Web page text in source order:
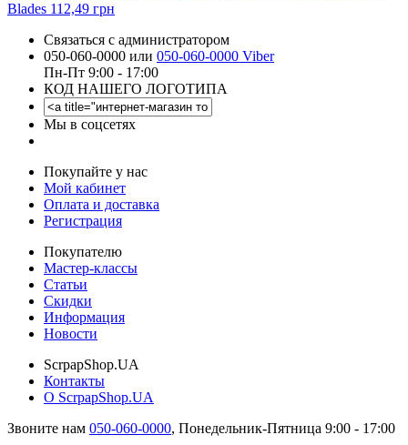
Blades 112,49 грн
Связаться с администратором
050-060-0000 или 050-060-0000 Viber
Пн-Пт 9:00 - 17:00
КОД НАШЕГО ЛОГОТИПА
Мы в соцсетях
Покупайте у нас
Мой кабинет
Оплата и доставка
Регистрация
Покупателю
Мастер-классы
Статьи
Скидки
Информация
Новости
ScrpapShop.UA
Контакты
О ScrpapShop.UA
Звоните нам 050-060-0000, Понедельник-Пятница 9:00 - 17:00